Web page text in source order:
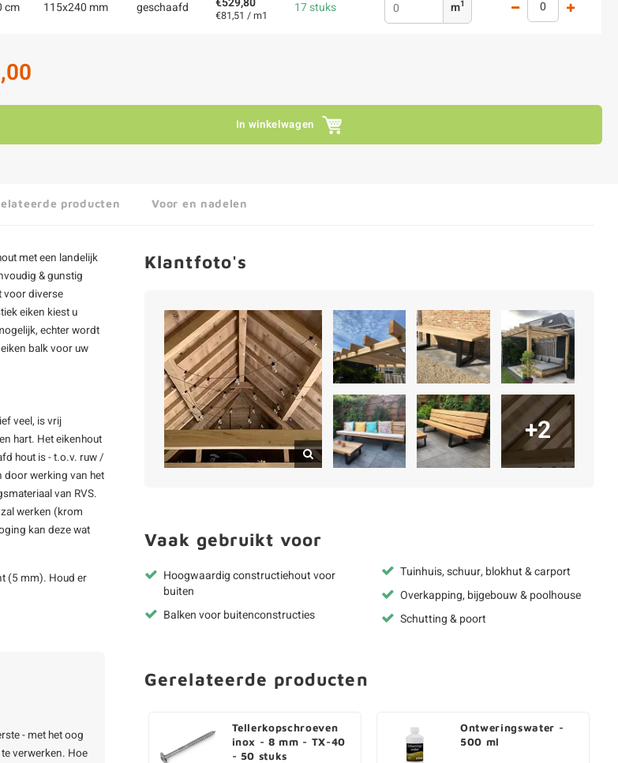
cm 115x240 mm geschaafd €81,51 / m1 17 stuks m1
In winkelwagen
producten Voor en nadelen
met een landelijk
& gunstig
voor diverse
eiken kiest u
echter wordt
eiken balkvoor uw
veel, is vrij
hart. Het eikenhout
hout is - t.o.v. ruw /
door werking van het
van RVS.
werken (krom
kan deze wat
(5 mm). Houd er
- met het oog
verwerken. Hoe
Klantfoto's
+2
Vaak gebruikt voor
Hoogwaardig constructiehout voor
buiten
Balken voor buitenconstructies
Tuinhuis, schuur, blokhut & carport
Overkapping, bijgebouw & poolhouse
Schutting & poort
Gerelateerde producten
Tellerkopschroeven
inox - 8 mm - TX-40
- 50 stuks
Ontweringswater -
500 ml